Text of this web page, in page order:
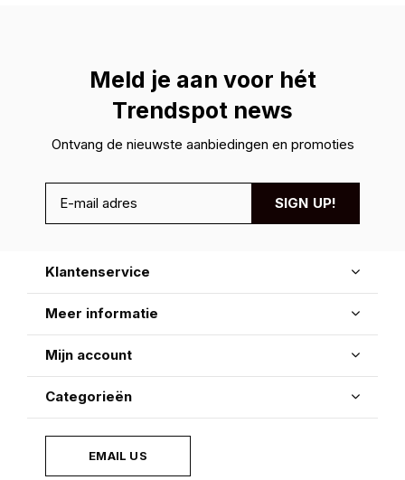
Meld je aan voor hét
Trendspot news
Ontvang de nieuwste aanbiedingen en promoties
SIGN UP!
Klantenservice
Meer informatie
Mijn account
Categorieën
EMAIL US